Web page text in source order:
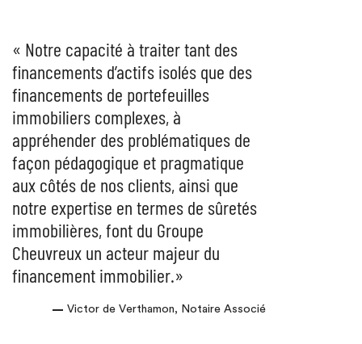
« Notre capacité à traiter tant des
financements d’actifs isolés que des
financements de portefeuilles
immobiliers complexes, à
appréhender des problématiques de
façon pédagogique et pragmatique
aux côtés de nos clients, ainsi que
notre expertise en termes de sûretés
immobilières, font du Groupe
Cheuvreux un acteur majeur du
financement immobilier.»
Victor de Verthamon, Notaire Associé